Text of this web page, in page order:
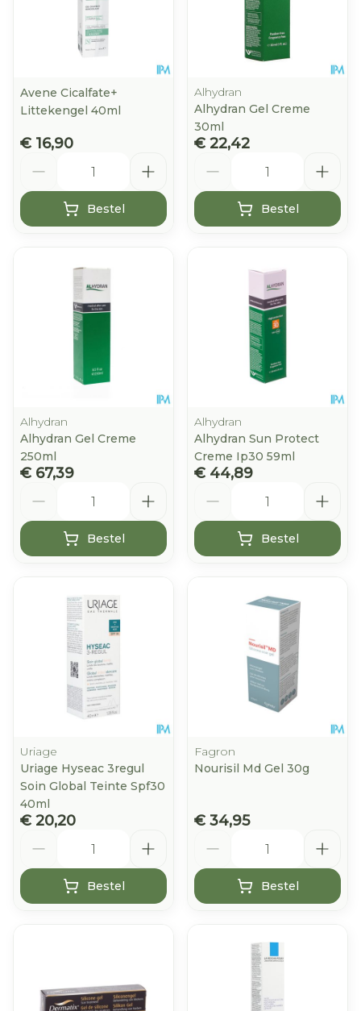
Avene Cicalfate+
Littekengel 40ml
€ 16,90
Bestel
Alhydran
Alhydran Gel Creme
30ml
€ 22,42
Bestel
Alhydran
Alhydran Gel Creme
250ml
€ 67,39
Bestel
Alhydran
Alhydran Sun Protect
Creme Ip30 59ml
€ 44,89
Bestel
Uriage
Uriage Hyseac 3regul
Soin Global Teinte Spf30
40ml
€ 20,20
Bestel
Fagron
Nourisil Md Gel 30g
€ 34,95
Bestel